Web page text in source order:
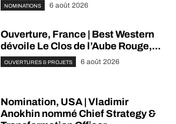
NOMINATIONS 6 août 2026
Ouverture, France | Best Western
dévoile Le Clos de l’Aube Rouge,...
OUVERTURES & PROJETS 6 août 2026
Nomination, USA | Vladimir
Anokhin nommé Chief Strategy &